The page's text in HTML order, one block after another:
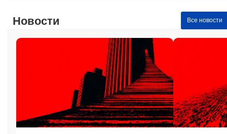
Новости Все новости